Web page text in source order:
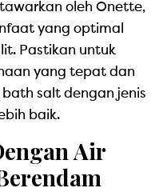
oleh Onette,
yang optimal
Pastikan untuk
yang tepat dan
salt dengan jenis
baik.
Air